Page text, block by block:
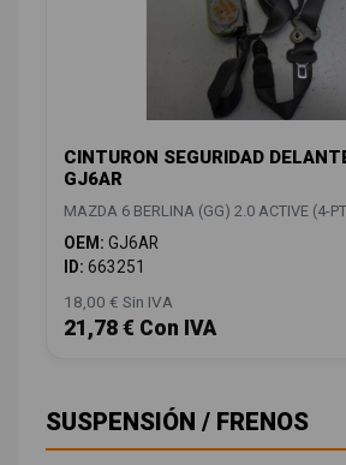
CINTURON SEGURIDAD
GJ6AR
MAZDA 6 BERLINA (GG) 2.0 ACTIVE (4-
OEM: GJ6AR
ID: 663251
18,00 € Sin IVA
21,78 € Con IVA
SUSPENSIÓN / FRENOS